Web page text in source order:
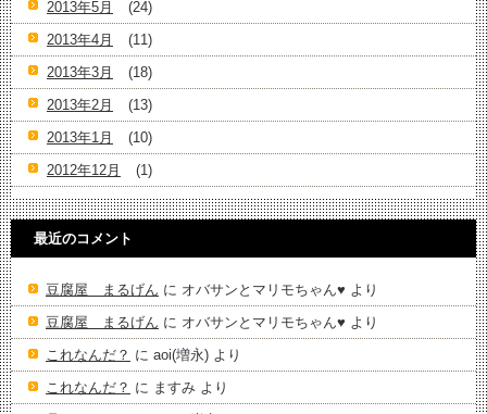
2013年5月
(24)
2013年4月
(11)
2013年3月
(18)
2013年2月
(13)
2013年1月
(10)
2012年12月
(1)
最近のコメント
豆腐屋 まるげん に オバサンとマリモちゃん♥️ より
豆腐屋 まるげん に オバサンとマリモちゃん♥️ より
これなんだ？ に aoi(増永) より
これなんだ？ に ますみ より